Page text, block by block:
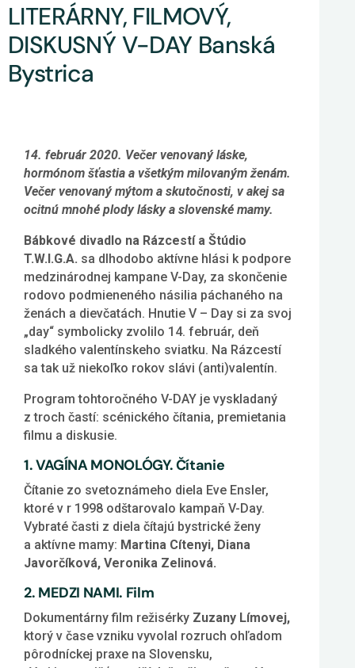
LITERÁRNY, FILMOVÝ,
DISKUSNÝ V-DAY Banská
Bystrica
14. február 2020. Večer venovaný láske,
hormónom šťastia a všetkým milovaným ženám.
Večer venovaný mýtom a skutočnosti, v akej sa
ocitnú mnohé plody lásky a slovenské mamy.
Bábkové divadlo na Rázcestí a Štúdio
T.W.I.G.A. sa dlhodobo aktívne hlási k podpore
medzinárodnej kampane V-Day, za skončenie
rodovo podmieneného násilia páchaného na
ženách a dievčatách. Hnutie V – Day si za svoj
„day“ symbolicky zvolilo 14. február, deň
sladkého valentínskeho sviatku. Na Rázcestí
sa tak už niekoľko rokov slávi (anti)valentín.
Program tohtoročného V-DAY je vyskladaný
z troch častí: scénického čítania, premietania
filmu a diskusie.
1. VAGÍNA MONOLÓGY. Čítanie
Čítanie zo svetoznámeho diela Eve Ensler,
ktoré v r 1998 odštarovalo kampaň V-Day.
Vybraté časti z diela čítajú bystrické ženy
a aktívne mamy: Martina Cítenyi, Diana
Javorčíková, Veronika Zelinová.
2. MEDZI NAMI. Film
Dokumentárny film režisérky Zuzany Límovej,
ktorý v čase vzniku vyvolal rozruch ohľadom
pôrodníckej praxe na Slovensku,